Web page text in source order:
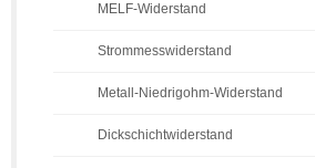
MELF-Widerstand
Strommesswiderstand
Metall-Niedrigohm-Widerstand
Dickschichtwiderstand